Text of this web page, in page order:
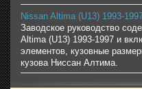
Nissan Altima (U13) 1993-
Заводское руководство
Altima (U13) 1993-1997 и
элементов, кузовные
кузова Ниссан Алтима.